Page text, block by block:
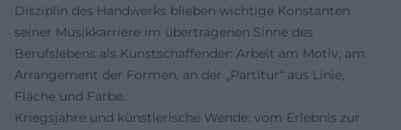
Disziplin des Handwerks blieben wichtige Konstanten
seiner Musikkarriere im übertragenen Sinne des
Berufslebens als Kunstschaffender: Arbeit am Motiv, am
Arrangement der Formen, an der „Partitur“ aus Linie,
Fläche und Farbe.
Kriegsjahre und künstlerische Wende: vom Erlebnis zur